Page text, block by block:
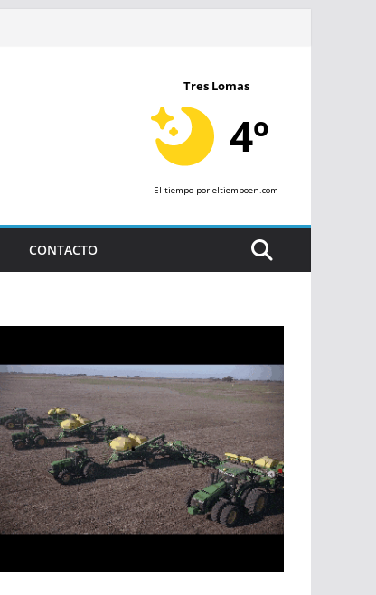
Tres Lomas
4º
El tiempo por eltiempoen.com
CONTACTO